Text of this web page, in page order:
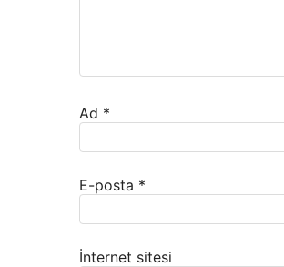
Ad *
E-posta *
İnternet sitesi